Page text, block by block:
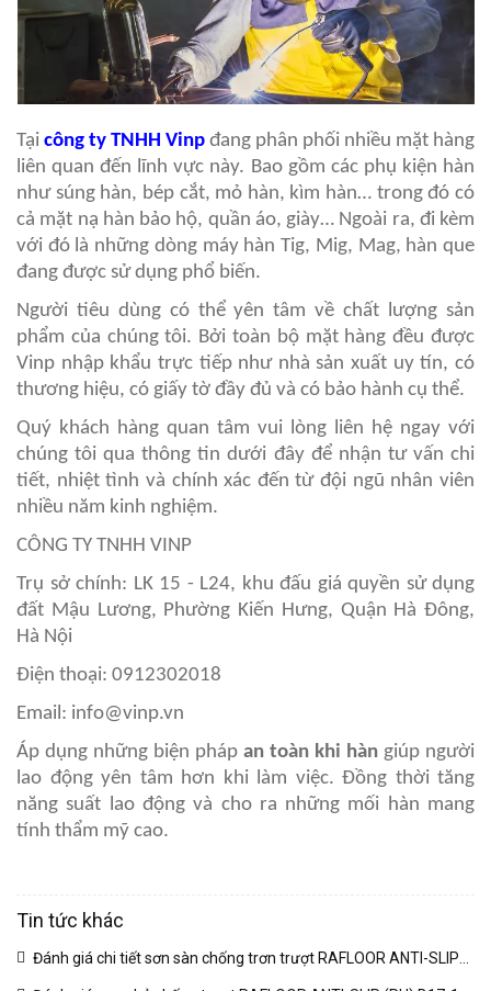
Tại công ty TNHH Vinp đang phân phối nhiều mặt hàng
liên quan đến lĩnh vực này. Bao gồm các phụ kiện hàn
như súng hàn, bép cắt, mỏ hàn, kìm hàn… trong đó có
cả mặt nạ hàn bảo hộ, quần áo, giày… Ngoài ra, đi kèm
với đó là những dòng máy hàn Tig, Mig, Mag, hàn que
đang được sử dụng phổ biến.
Người tiêu dùng có thể yên tâm về chất lượng sản
phẩm của chúng tôi. Bởi toàn bộ mặt hàng đều được
Vinp nhập khẩu trực tiếp như nhà sản xuất uy tín, có
thương hiệu, có giấy tờ đầy đủ và có bảo hành cụ thể.
Quý khách hàng quan tâm vui lòng liên hệ ngay với
chúng tôi qua thông tin dưới đây để nhận tư vấn chi
tiết, nhiệt tình và chính xác đến từ đội ngũ nhân viên
nhiều năm kinh nghiệm.
CÔNG TY TNHH VINP
Trụ sở chính: LK 15 - L24, khu đấu giá quyền sử dụng
đất Mậu Lương, Phường Kiến Hưng, Quận Hà Đông,
Hà Nội
Điện thoại: 0912302018
Email: info@vinp.vn
Áp dụng những biện pháp an toàn khi hàn giúp người
lao động yên tâm hơn khi làm việc. Đồng thời tăng
năng suất lao động và cho ra những mối hàn mang
tính thẩm mỹ cao.
Tin tức khác
Đánh giá chi tiết sơn sàn chống trơn trượt RAFLOOR ANTI-SLIP
MIO B18 RAL | VINP
(04/03/2026)